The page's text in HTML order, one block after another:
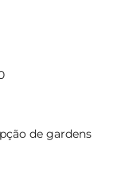
de gardens